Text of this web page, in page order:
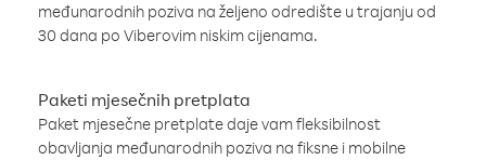
međunarodnih poziva na željeno odredište u trajanju od
30 dana po Viberovim niskim cijenama.
Paketi mjesečnih pretplata
Paket mjesečne pretplate daje vam fleksibilnost
obavljanja međunarodnih poziva na fiksne i mobilne